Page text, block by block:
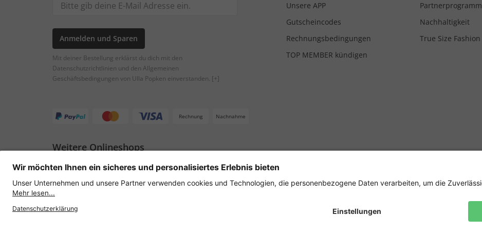
Anmelden und Sparen
Mit deiner Bestellung erklärst du dich mit den
Datenschutzrichtlinien und den Allgemeinen
Geschäftsbedingungen von Ulla Popken einverstanden. [+]
Unsere APP
Gutscheincodes
Rechnungsbedingungen
TOP MEMBER kündigen
Partnerprogramm
Nachhaltigkeit
True Size Fashion
Rechnung Nachnahme
Weitere Onlineshops
Österreich